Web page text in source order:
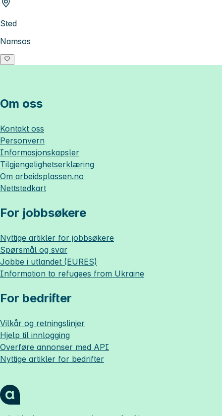
Sted
Namsos
Om oss
Kontakt oss
Personvern
Informasjonskapsler
Tilgjengelighetserklæring
Om arbeidsplassen.no
Nettstedkart
For jobbsøkere
Nyttige artikler for jobbsøkere
Spørsmål og svar
Jobbe i utlandet (EURES)
Information to refugees from Ukraine
For bedrifter
Vilkår og retningslinjer
Hjelp til innlogging
Overføre annonser med API
Nyttige artikler for bedrifter